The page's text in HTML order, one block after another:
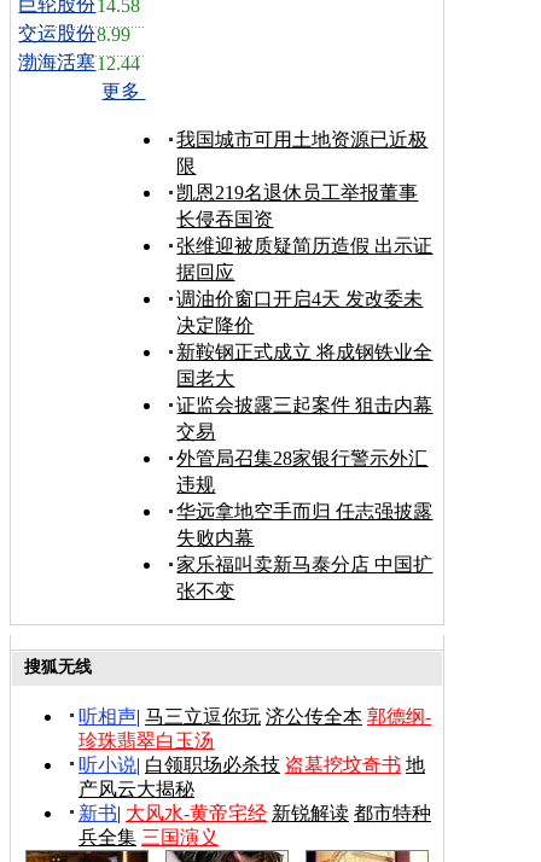
巨轮股份14.58
交运股份8.99
渤海活塞12.44
更多
我国城市可用土地资源已近极
限
凯恩219名退休员工举报董事
长侵吞国资
张维迎被质疑简历造假 出示证
据回应
调油价窗口开启4天 发改委未
决定降价
新鞍钢正式成立 将成钢铁业全
国老大
证监会披露三起案件 狙击内幕
交易
外管局召集28家银行警示外汇
违规
华远拿地空手而归 任志强披露
失败内幕
家乐福叫卖新马泰分店 中国扩
张不变
搜狐无线
听相声| 马三立逗你玩 济公传全本 郭德纲-
珍珠翡翠白玉汤
听小说| 白领职场必杀技 盗墓挖坟奇书 地
产风云大揭秘
新书| 大风水-黄帝宅经 新锐解读 都市特种
兵全集 三国演义